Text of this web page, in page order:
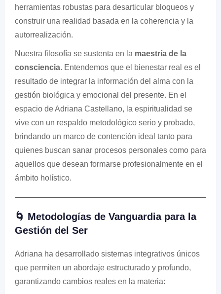
herramientas robustas para desarticular bloqueos y
construir una realidad basada en la coherencia y la
autorrealización.
Nuestra filosofía se sustenta en la maestría de la
consciencia. Entendemos que el bienestar real es el
resultado de integrar la información del alma con la
gestión biológica y emocional del presente. En el
espacio de Adriana Castellano, la espiritualidad se
vive con un respaldo metodológico serio y probado,
brindando un marco de contención ideal tanto para
quienes buscan sanar procesos personales como para
aquellos que desean formarse profesionalmente en el
ámbito holístico.
🌀 Metodologías de Vanguardia para la
Gestión del Ser
Adriana ha desarrollado sistemas integrativos únicos
que permiten un abordaje estructurado y profundo,
garantizando cambios reales en la materia: